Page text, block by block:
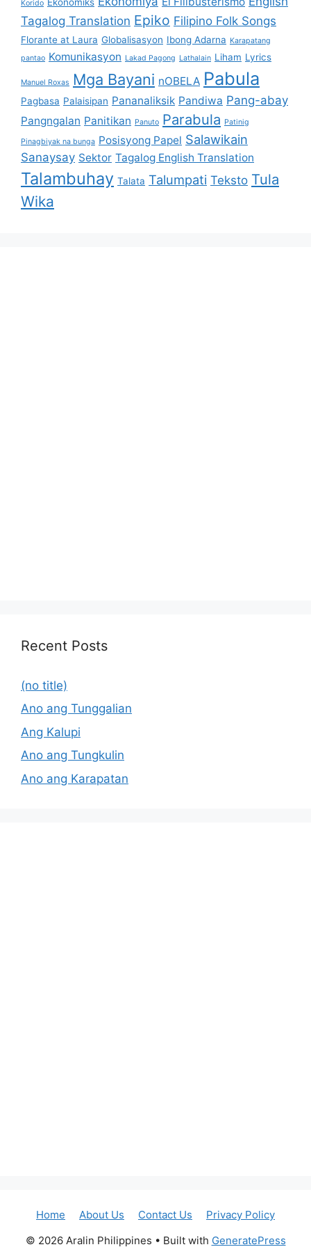
Korido
Tagalog Translation Epiko Filipino Folk Songs
Florante at Laura Globalisasyon Ibong Adarna Karapatang
pantao Komunikasyon Lakad Pagong Lathalain Liham Lyrics
Manuel Roxas Mga Bayani nOBELA Pabula
Pagbasa Palaisipan Pananaliksik Pandiwa Pang-abay
Pangngalan Panitikan Panuto Parabula Patinig
Pinagbiyak na bunga Posisyong Papel Salawikain
Sanaysay Sektor Tagalog English Translation
Talambuhay Talata Talumpati Teksto Tula
Wika
Recent Posts
(no title)
Ano ang Tunggalian
Ang Kalupi
Ano ang Tungkulin
Ano ang Karapatan
Home About Us Contact Us
Privacy Policy
© 2026 Aralin Philippines • Built with GeneratePress